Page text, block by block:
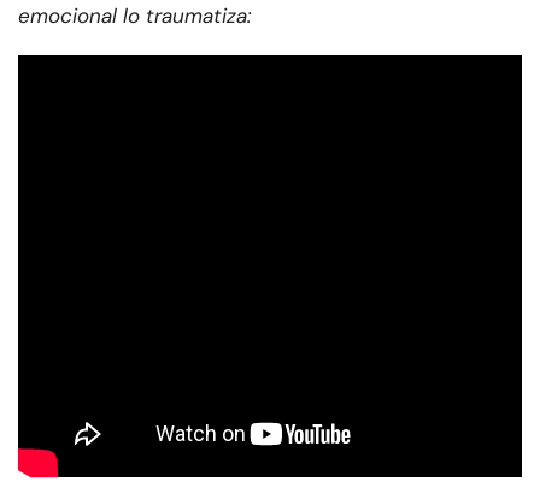
emocional lo traumatiza: